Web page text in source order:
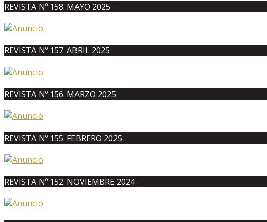
REVISTA Nº 158. MAYO 2025
REVISTA Nº 157. ABRIL 2025
REVISTA Nº 156. MARZO 2025
REVISTA Nº 155. FEBRERO 2025
REVISTA Nº 152. NOVIEMBRE 2024